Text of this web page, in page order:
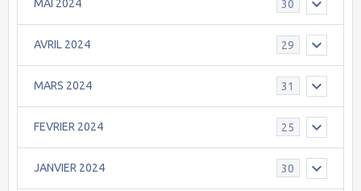
MAI 2024 30
AVRIL 2024 29
MARS 2024 31
FEVRIER 2024 25
JANVIER 2024 30